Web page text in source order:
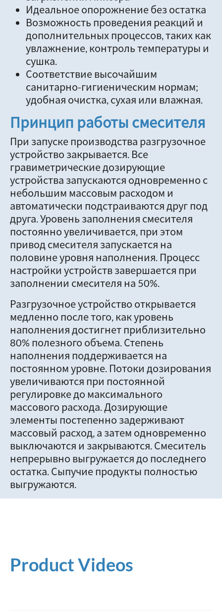
Идеальное опорожнение без остатка
Возможность проведения реакций и
дополнительных процессов, таких как
увлажнение, контроль температуры и
сушка.
Соответствие высочайшим
санитарно-гигиеническим нормам;
удобная очистка, сухая или влажная.
Принцип работы смесителя
При запуске производства разгрузочное
устройство закрывается. Все
гравиметрические дозирующие
устройства запускаются одновременно с
небольшим массовым расходом и
автоматически подстраиваются друг под
друга. Уровень заполнения смесителя
постоянно увеличивается, при этом
привод смесителя запускается на
половине уровня наполнения. Процесс
настройки устройств завершается при
заполнении смесителя на 50%.
Разгрузочное устройство открывается
медленно после того, как уровень
наполнения достигнет приблизительно
80% полезного объема. Степень
наполнения поддерживается на
постоянном уровне. Потоки дозирования
увеличиваются при постоянной
регулировке до максимального
массового расхода. Дозирующие
элементы постепенно задерживают
массовый расход, а затем одновременно
выключаются и закрываются. Смеситель
непрерывно выгружается до последнего
остатка. Сыпучие продукты полностью
выгружаются.
Product Videos